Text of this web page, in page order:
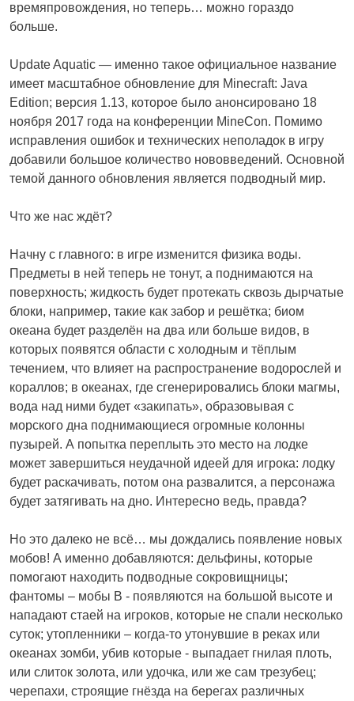
времяпровождения, но теперь… можно гораздо
больше.
Update Aquatic — именно такое официальное название
имеет масштабное обновление для Minecraft: Java
Edition; версия 1.13, которое было анонсировано 18
ноября 2017 года на конференции MineCon. Помимо
исправления ошибок и технических неполадок в игру
добавили большое количество нововведений. Основной
темой данного обновления является подводный мир.
Что же нас ждёт?
Начну с главного: в игре изменится физика воды.
Предметы в ней теперь не тонут, а поднимаются на
поверхность; жидкость будет протекать сквозь дырчатые
блоки, например, такие как забор и решётка; биом
океана будет разделён на два или больше видов, в
которых появятся области с холодным и тёплым
течением, что влияет на распространение водорослей и
кораллов; в океанах, где сгенерировались блоки магмы,
вода над ними будет «закипать», образовывая с
морского дна поднимающиеся огромные колонны
пузырей. А попытка переплыть это место на лодке
может завершиться неудачной идеей для игрока: лодку
будет раскачивать, потом она развалится, а персонажа
будет затягивать на дно. Интересно ведь, правда?
Но это далеко не всё… мы дождались появление новых
мобов! А именно добавляются: дельфины, которые
помогают находить подводные сокровищницы;
фантомы – мобы В - появляются на большой высоте и
нападают стаей на игроков, которые не спали несколько
суток; утопленники – когда-то утонувшие в реках или
океанах зомби, убив которые - выпадает гнилая плоть,
или слиток золота, или удочка, или же сам трезубец;
черепахи, строящие гнёзда на берегах различных